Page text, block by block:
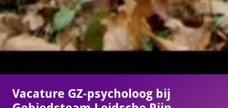
Vacature GZ-psycholoog bij